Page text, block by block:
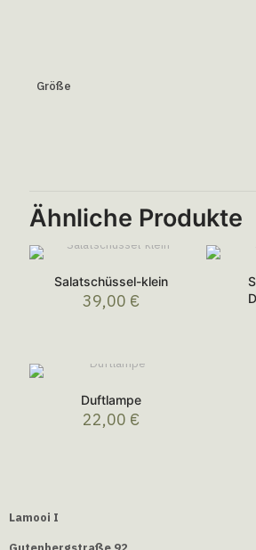
Größe
Ähnliche Produkte
Salatschüssel-klein
39,00 €
Duftlampe
22,00 €
Lamooi I